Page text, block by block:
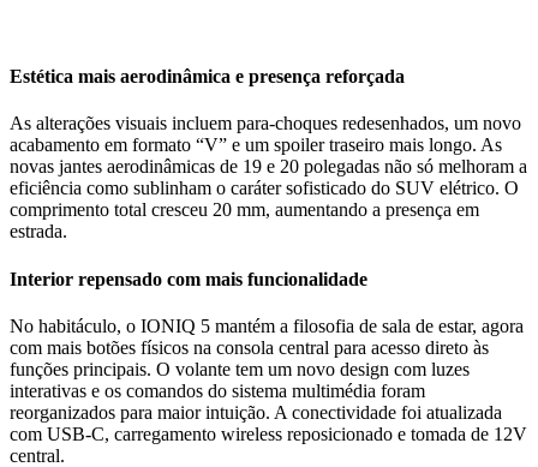
Estética mais aerodinâmica e presença reforçada
As alterações visuais incluem para-choques redesenhados, um novo
acabamento em formato “V” e um spoiler traseiro mais longo. As
novas jantes aerodinâmicas de 19 e 20 polegadas não só melhoram a
eficiência como sublinham o caráter sofisticado do SUV elétrico. O
comprimento total cresceu 20 mm, aumentando a presença em
estrada.
Interior repensado com mais funcionalidade
No habitáculo, o IONIQ 5 mantém a filosofia de sala de estar, agora
com mais botões físicos na consola central para acesso direto às
funções principais. O volante tem um novo design com luzes
interativas e os comandos do sistema multimédia foram
reorganizados para maior intuição. A conectividade foi atualizada
com USB-C, carregamento wireless reposicionado e tomada de 12V
central.